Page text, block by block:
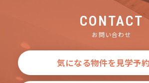
CONTACT
お問い合わせ
気になる物件を見学予